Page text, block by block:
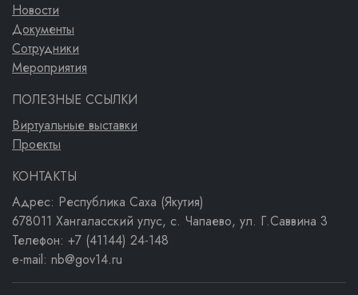
Новости
Документы
Сотрудники
Мероприятия
ПОЛЕЗНЫЕ ССЫЛКИ
Виртуальные выставки
Проекты
КОНТАКТЫ
Адрес: Республика Саха (Якутия)
678011 Хангаласский улус, с. Чапаево, ул. Г.Саввина 3
Телефон: +7 (41144) 24-148
e-mail: nb@gov14.ru